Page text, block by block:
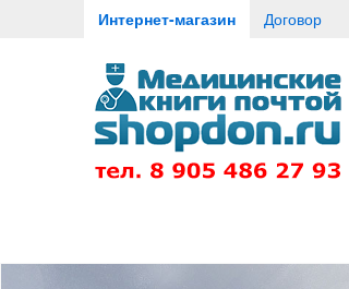
Интернет-магазин Договор